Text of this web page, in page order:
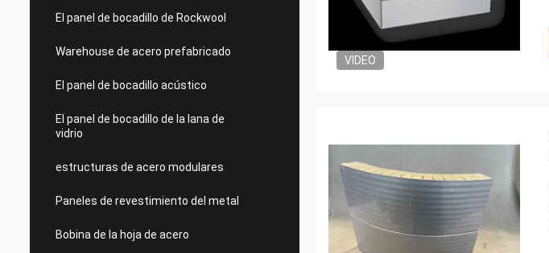
El panel de bocadillo de Rockwool
Warehouse de acero prefabricado
El panel de bocadillo acústico
El panel de bocadillo de la lana de
vidrio
estructuras de acero modulares
Paneles de revestimiento del metal
Bobina de la hoja de acero
VIDEO